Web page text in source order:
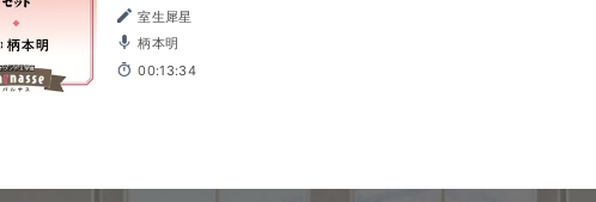
室生犀星
柄本明
00:13:34